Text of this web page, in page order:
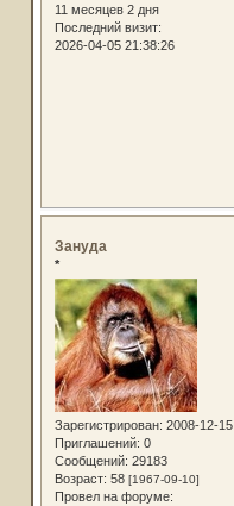
11 месяцев 2 дня
Последний визит:
2026-04-05 21:38:26
Зануда
*
Зарегистрирован: 2008-12-15
Приглашений: 0
Сообщений: 29183
Возраст: 58 [1967-09-10]
Провел на форуме: